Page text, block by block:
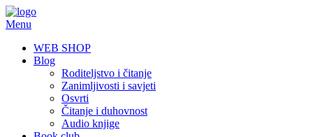
Skip
to
Menu
WEB SHOP
Blog
Roditeljstvo i čitanje
Zanimljivosti i savjeti
Osvrti
Čitanje i duhovnost
Audio knjige